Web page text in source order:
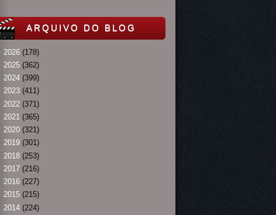
ARQUIVO DO BLOG
2026 (178)
2025 (362)
2024 (399)
2023 (411)
2022 (371)
2021 (365)
2020 (321)
2019 (301)
2018 (253)
2017 (216)
2016 (227)
2015 (215)
2014 (224)